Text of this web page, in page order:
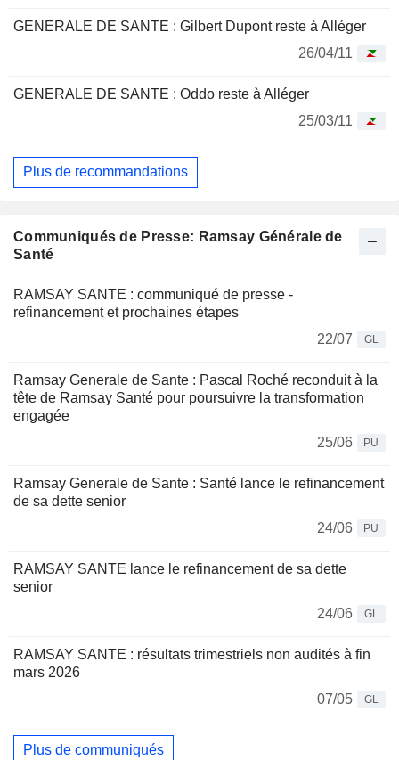
GENERALE DE SANTE : Gilbert Dupont reste à Alléger
26/04/11
GENERALE DE SANTE : Oddo reste à Alléger
25/03/11
Plus de recommandations
Communiqués de Presse: Ramsay Générale de
Santé
RAMSAY SANTE : communiqué de presse -
refinancement et prochaines étapes
22/07
GL
Ramsay Generale de Sante : Pascal Roché reconduit à la
tête de Ramsay Santé pour poursuivre la transformation
engagée
25/06
PU
Ramsay Generale de Sante : Santé lance le refinancement
de sa dette senior
24/06
PU
RAMSAY SANTE lance le refinancement de sa dette
senior
24/06
GL
RAMSAY SANTE : résultats trimestriels non audités à fin
mars 2026
07/05
GL
Plus de communiqués